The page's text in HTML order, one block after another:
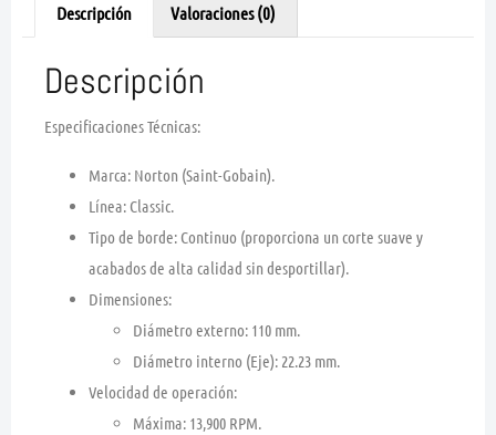
Descripción Valoraciones (0)
Descripción
Especificaciones Técnicas:
Marca: Norton (Saint-Gobain).
Línea: Classic.
Tipo de borde: Continuo (proporciona un corte suave y
acabados de alta calidad sin desportillar).
Dimensiones:
Diámetro externo: 110 mm.
Diámetro interno (Eje): 22.23 mm.
Velocidad de operación:
Máxima: 13,900 RPM.